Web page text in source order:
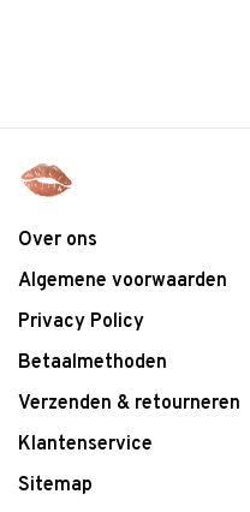
Over ons
Algemene voorwaarden
Privacy Policy
Betaalmethoden
Verzenden & retourneren
Klantenservice
Sitemap